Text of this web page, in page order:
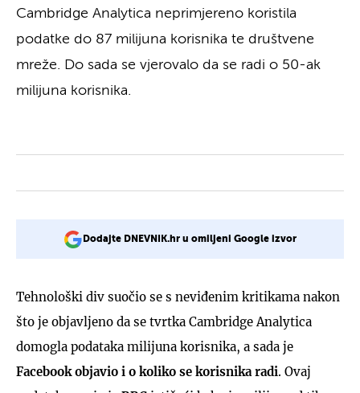
Cambridge Analytica neprimjereno koristila
podatke do 87 milijuna korisnika te društvene
mreže. Do sada se vjerovalo da se radi o 50-ak
milijuna korisnika.
Dodajte DNEVNIK.hr u omiljeni Google izvor
Tehnološki div suočio se s neviđenim kritikama nakon
što je objavljeno da se tvrtka Cambridge Analytica
domogla podataka milijuna korisnika, a sada je
Facebook objavio i o koliko se korisnika radi. Ovaj